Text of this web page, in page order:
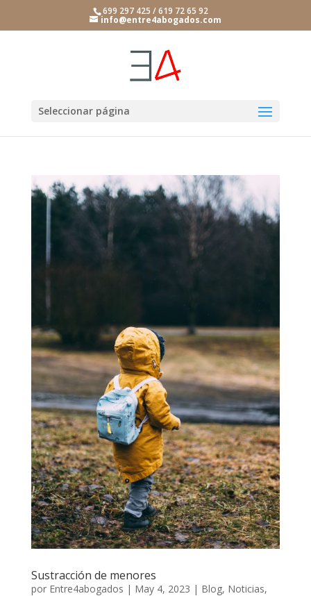
699 297 425 / 619 72 65 92
info@entre4abogados.com
Seleccionar página
Sustracción de menores
por Entre4abogados | May 4, 2023 | Blog, Noticias,